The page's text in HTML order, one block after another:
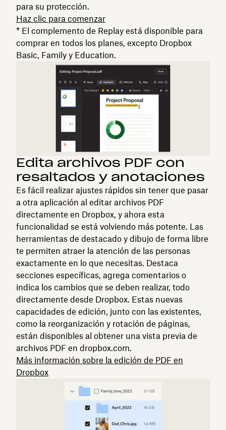
para su protección.
Haz clic para comenzar
* El complemento de Replay está disponible para
comprar en todos los planes, excepto Dropbox
Basic, Family y Education.
Edita archivos PDF con
resaltados y anotaciones
Es fácil realizar ajustes rápidos sin tener que pasar
a otra aplicación al editar archivos PDF
directamente en Dropbox, y ahora esta
funcionalidad se está volviendo más potente. Las
herramientas de destacado y dibujo de forma libre
te permiten atraer la atención de las personas
exactamente en lo que necesitas. Destaca
secciones específicas, agrega comentarios o
indica los cambios que se deben realizar, todo
directamente desde Dropbox. Estas nuevas
capacidades de edición, junto con las existentes,
como la reorganización y rotación de páginas,
están disponibles al obtener una vista previa de
archivos PDF en dropbox.com.
Más información sobre la edición de PDF en
Dropbox